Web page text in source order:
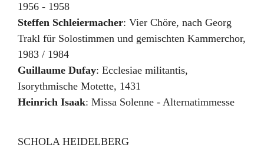
1956 - 1958
Steffen Schleiermacher: Vier Chöre, nach Georg
Trakl für Solostimmen und gemischten Kammerchor,
1983 / 1984
Guillaume Dufay: Ecclesiae militantis,
Isorythmische Motette, 1431
Heinrich Isaak: Missa Solenne - Alternatimmesse
SCHOLA HEIDELBERG